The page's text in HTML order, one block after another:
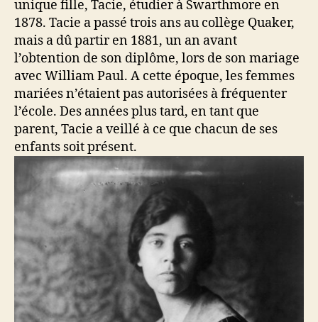
unique fille, Tacie, étudier à Swarthmore en
1878. Tacie a passé trois ans au collège Quaker,
mais a dû partir en 1881, un an avant
l’obtention de son diplôme, lors de son mariage
avec William Paul. A cette époque, les femmes
mariées n’étaient pas autorisées à fréquenter
l’école. Des années plus tard, en tant que
parent, Tacie a veillé à ce que chacun de ses
enfants soit présent.